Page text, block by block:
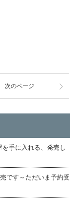
次のページ
手に入れる、発売し
です～ただいま予約受